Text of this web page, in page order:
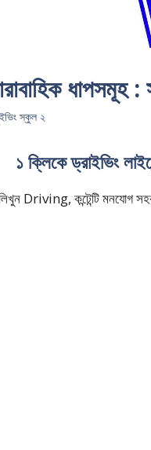
স্কুল ২
১ ক্লিকে ড্রাইভিং
লিখুন Driving, কন্টেন্টি মনযোগ